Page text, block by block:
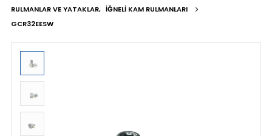
RULMANLAR VE YATAKLAR, İĞNELI KAM RULMANLARI
GCR32EESW